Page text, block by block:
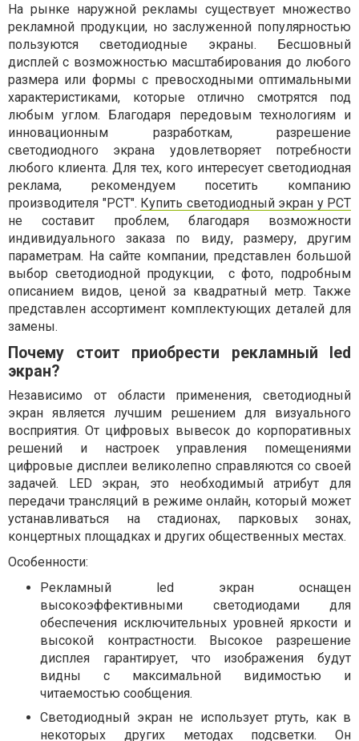
На рынке наружной рекламы существует множество
рекламной продукции, но заслуженной популярностью
пользуются светодиодные экраны. Бесшовный
дисплей с возможностью масштабирования до любого
размера или формы с превосходными оптимальными
характеристиками, которые отлично смотрятся под
любым углом. Благодаря передовым технологиям и
инновационным разработкам, разрешение
светодиодного экрана удовлетворяет потребности
любого клиента. Для тех, кого интересует светодиодная
реклама, рекомендуем посетить компанию
производителя "РСТ". Купить светодиодный экран у РСТ
не составит проблем, благодаря возможности
индивидуального заказа по виду, размеру, другим
параметрам. На сайте компании, представлен большой
выбор светодиодной продукции, с фото, подробным
описанием видов, ценой за квадратный метр. Также
представлен ассортимент комплектующих деталей для
замены.
Почему стоит приобрести рекламный led
экран?
Независимо от области применения, светодиодный
экран является лучшим решением для визуального
восприятия. От цифровых вывесок до корпоративных
решений и настроек управления помещениями
цифровые дисплеи великолепно справляются со своей
задачей. LED экран, это необходимый атрибут для
передачи трансляций в режиме онлайн, который может
устанавливаться на стадионах, парковых зонах,
концертных площадках и других общественных местах.
Особенности:
Рекламный led экран оснащен
высокоэффективными светодиодами для
обеспечения исключительных уровней яркости и
высокой контрастности. Высокое разрешение
дисплея гарантирует, что изображения будут
видны с максимальной видимостью и
читаемостью сообщения.
Светодиодный экран не использует ртуть, как в
некоторых других методах подсветки. Он